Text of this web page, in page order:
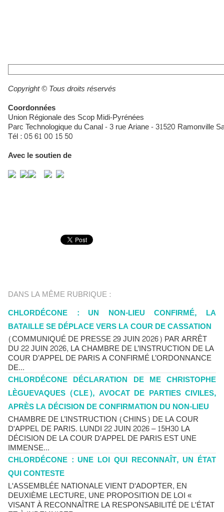
Copyright © Tous droits réservés
Coordonnées
Union Régionale des Scop Midi-Pyrénées
Parc Technologique du Canal - 3 rue Ariane - 31520 Ramonville
Tél : 05 61 00 15 50
Avec le soutien de
DANS LA MÊME RUBRIQUE :
CHLORDÉCONE : UN NON-LIEU CONFIRMÉ, LA
BATAILLE SE DÉPLACE VERS LA COUR DE CASSATION
(COMMUNIQUÉ DE PRESSE 29 JUIN 2026) PAR ARRÊT
DU 22 JUIN 2026, LA CHAMBRE DE L’INSTRUCTION DE LA
COUR D’APPEL DE PARIS A CONFIRMÉ L’ORDONNANCE
DE...
CHLORDÉCONE DÉCLARATION DE ME CHRISTOPHE
LÈGUEVAQUES (CLE), AVOCAT DE PARTIES CIVILES,
APRÈS LA DÉCISION DE CONFIRMATION DU NON-LIEU
CHAMBRE DE L’INSTRUCTION (CHINS) DE LA COUR
D'APPEL DE PARIS. LUNDI 22 JUIN 2026 – 15H30 LA
DÉCISION DE LA COUR D'APPEL DE PARIS EST UNE
IMMENSE...
CHLORDÉCONE : UNE LOI QUI RECONNAÎT, UN ÉTAT
QUI CONTESTE
L'ASSEMBLÉE NATIONALE VIENT D'ADOPTER, EN
DEUXIÈME LECTURE, UNE PROPOSITION DE LOI «
VISANT À RECONNAÎTRE LA RESPONSABILITÉ DE L'ÉTAT